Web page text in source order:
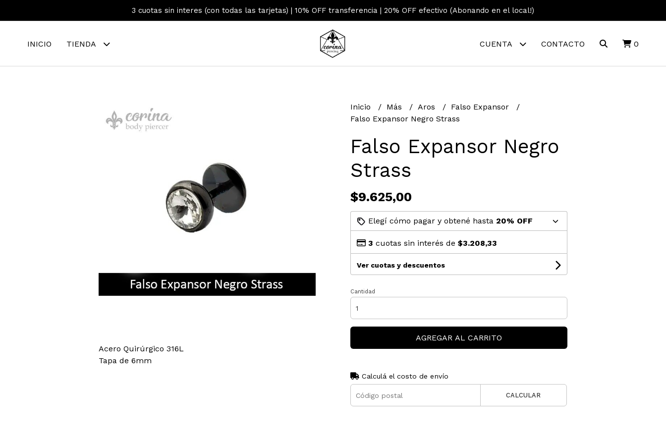
3 cuotas sin interes (con todas las tarjetas) | 10% OFF transferencia | 20% OFF efectivo (Abonando en el local!)
INICIO TIENDA CUENTA CONTACTO 0
Acero Quirúrgico 316L
Tapa de 6mm
Inicio Más Aros
Falso Expansor
Falso Expansor Negro Strass
Falso Expansor Negro
Strass
$9.625,00
Elegí cómo pagar y obtené hasta 20% OFF
3 cuotas sin interés de $3.208,33
Ver cuotas y descuentos
Cantidad
AGREGAR AL CARRITO
Calculá el costo de envío
CALCULAR